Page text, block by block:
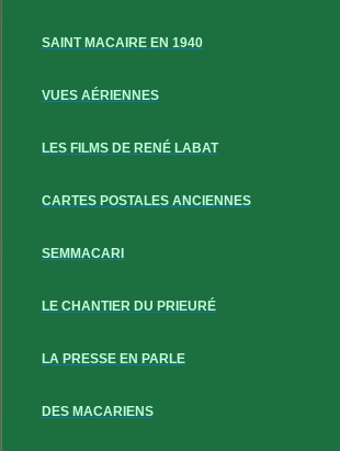
SAINT MACAIRE EN 1940
VUES AÉRIENNES
LES FILMS DE RENÉ LABAT
CARTES POSTALES ANCIENNES
SEMMACARI
LE CHANTIER DU PRIEURÉ
LA PRESSE EN PARLE
DES MACARIENS